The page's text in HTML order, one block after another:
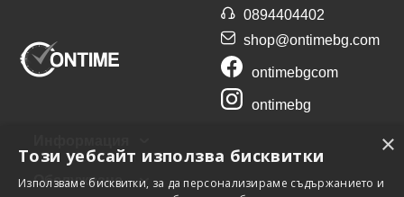
0894404402
shop@ontimebg.com
ontimebgcom
ontimebg
Обслужване
×
Този уебсайт използва бисквитки
Използваме бисквитки, за да персонализираме съдържанието и